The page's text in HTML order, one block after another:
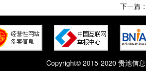
下一篇：
Copyright© 2015-2020 贵池信